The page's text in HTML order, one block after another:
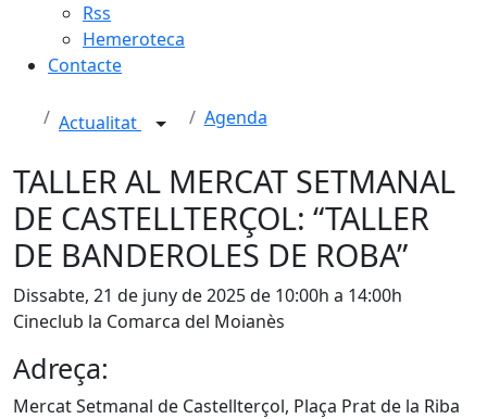
Rss
Hemeroteca
Contacte
Actualitat Agenda
TALLER AL MERCAT SETMANAL
DE CASTELLTERÇOL: “TALLER
DE BANDEROLES DE ROBA”
Dissabte, 21 de juny de 2025 de 10:00h a 14:00h
Cineclub la Comarca del Moianès
Adreça:
Mercat Setmanal de Castellterçol, Plaça Prat de la Riba